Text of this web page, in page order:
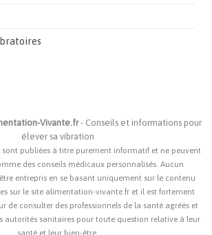
Vivante.fr- Conseils et informations pour
élever sa vibration
publiées à titre purement informatif et ne peuvent
des conseils médicaux personnalisés. Aucun
entrepris en se basant uniquement sur le contenu
sur le site alimentation-vivante.fr et il est fortement
de consulter des professionnels de la santé agréés et
autorités sanitaires pour toute question relative à leur
santé et leur bien-être.